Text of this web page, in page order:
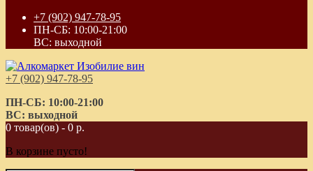
+7 (902) 947-78-95
ПН-СБ: 10:00-21:00
ВС: выходной
+7 (902) 947-78-95
ПН-СБ: 10:00-21:00
ВС: выходной
0 товар(ов) - 0 р.
В корзине пусто!